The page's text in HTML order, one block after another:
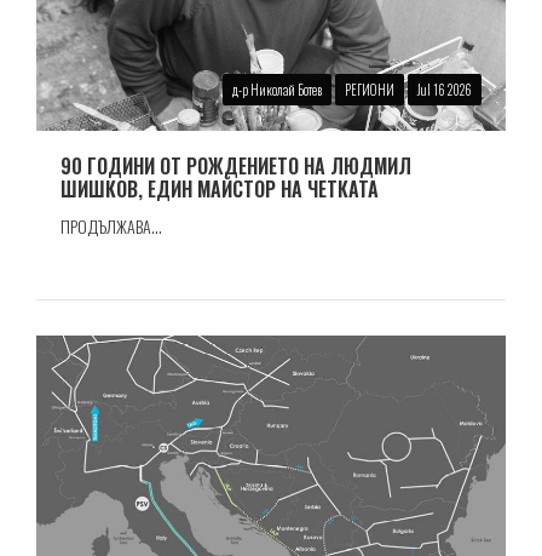
д-р Николай Ботев РЕГИОНИ Jul 16 2026
90 ГОДИНИ ОТ РОЖДЕНИЕТО НА ЛЮДМИЛ
ШИШКОВ, ЕДИН МАЙСТОР НА ЧЕТКАТА
ПРОДЪЛЖАВА...